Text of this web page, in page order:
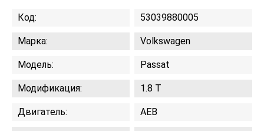
Код: 53039880005
Марка: Volkswagen
Модель: Passat
Модификация: 1.8 T
Двигатель: AEB